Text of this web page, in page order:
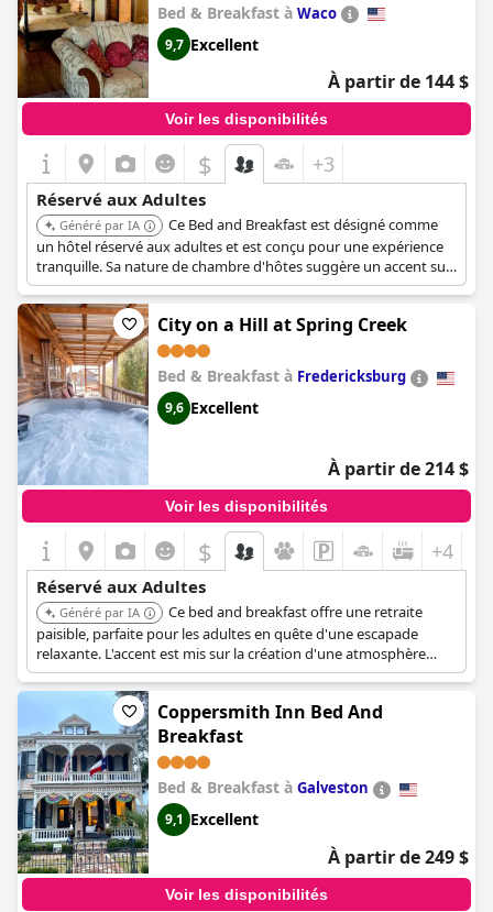
Bed & Breakfast à Waco
9,7 Excellent
À partir de 144 $
Voir les disponibilités
$ +3
Réservé aux Adultes
Généré par IA
Ce Bed and Breakfast est désigné comme
un hôtel réservé aux adultes et est conçu pour une expérience
tranquille. Sa nature de chambre d'hôtes suggère un accent sur
le service personnalisé et une atmosphère calme, parfaite pour
les adultes en quête de détente.
City on a Hill at Spring Creek
Bed & Breakfast à Fredericksburg
9,6 Excellent
À partir de 214 $
Voir les disponibilités
$ +4
Réservé aux Adultes
Généré par IA
Ce bed and breakfast offre une retraite
paisible, parfaite pour les adultes en quête d'une escapade
relaxante. L'accent est mis sur la création d'une atmosphère
confortable et sereine. L'emplacement est près de
Fredericksburg.
Coppersmith Inn Bed And
Breakfast
Bed & Breakfast à Galveston
9,1 Excellent
À partir de 249 $
Voir les disponibilités